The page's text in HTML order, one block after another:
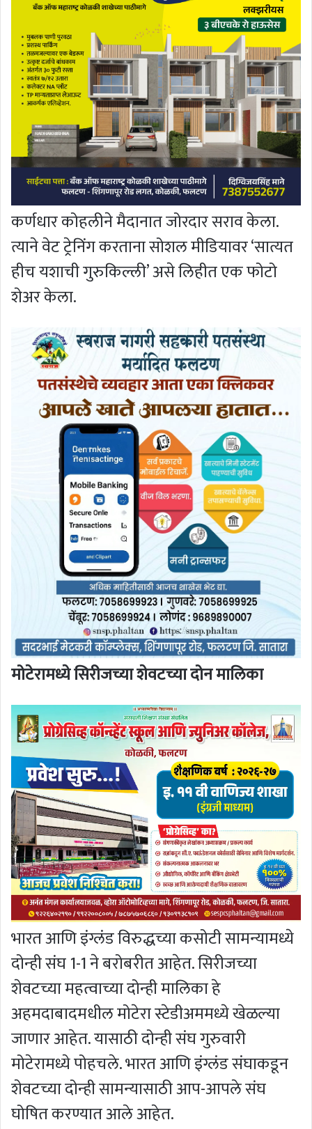
कर्णधार कोहलीने मैदानात जोरदार सराव केला.
त्याने वेट ट्रेनिंग करताना सोशल मीडियावर ‘सात्यत
हीच यशाची गुरुकिल्ली’ असे लिहीत एक फोटो
शेअर केला.
मोटेरामध्ये सिरीजच्या शेवटच्या दोन मालिका
भारत आणि इंग्लंड विरुद्धच्या कसोटी सामन्यामध्ये
दोन्ही संघ 1-1 ने बरोबरीत आहेत. सिरीजच्या
शेवटच्या महत्वाच्या दोन्ही मालिका हे
अहमदाबादमधील मोटेरा स्टेडीअममध्ये खेळल्या
जाणार आहेत. यासाठी दोन्ही संघ गुरुवारी
मोटेरामध्ये पोहचले. भारत आणि इंग्लंड संघाकडून
शेवटच्या दोन्ही सामन्यासाठी आप-आपले संघ
घोषित करण्यात आले आहेत.